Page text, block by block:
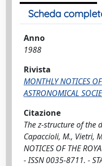
Scheda
Anno
1988
Rivista
MONTHLY NOTICES
ASTRONOMICAL
Citazione
The z-structure of the
Capaccioli, M., Vietri,
NOTICES OF THE
- ISSN 0035-8711. -